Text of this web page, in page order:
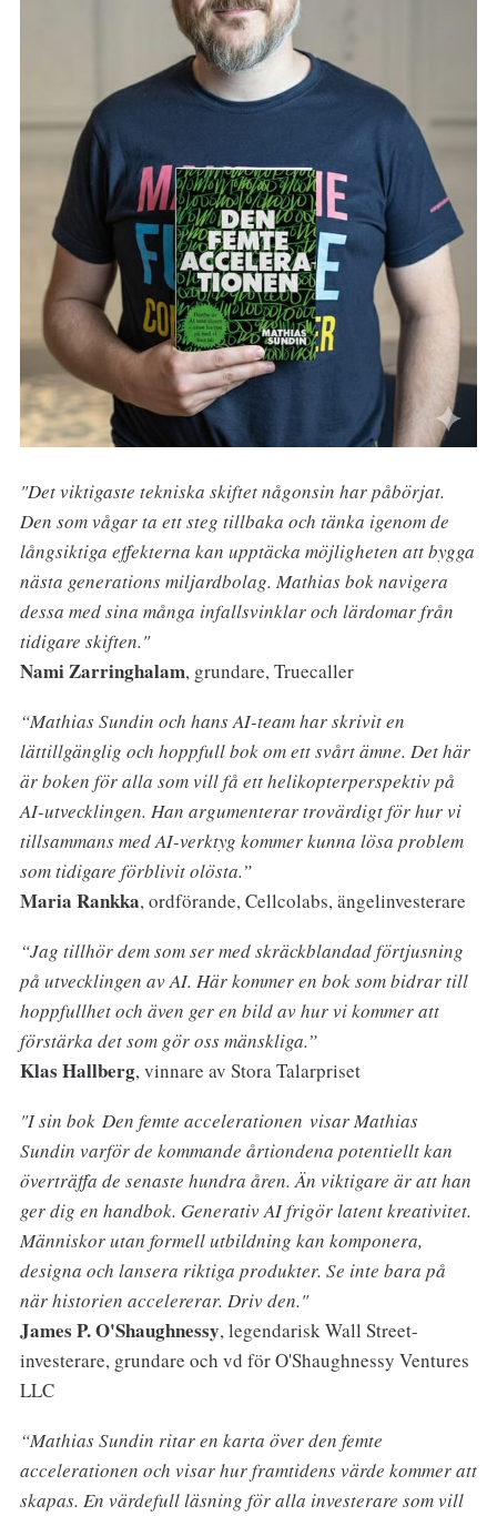
"Det viktigaste tekniska skiftet någonsin har påbörjat.
Den som vågar ta ett steg tillbaka och tänka igenom de
långsiktiga effekterna kan upptäcka möjligheten att bygga
nästa generations miljardbolag. Mathias bok navigera
dessa med sina många infallsvinklar och lärdomar från
tidigare skiften."
Nami Zarringhalam, grundare, Truecaller
“Mathias Sundin och hans AI-team har skrivit en
lättillgänglig och hoppfull bok om ett svårt ämne. Det här
är boken för alla som vill få ett helikopterperspektiv på
AI-utvecklingen. Han argumenterar trovärdigt för hur vi
tillsammans med AI-verktyg kommer kunna lösa problem
som tidigare förblivit olösta.”
Maria Rankka, ordförande, Cellcolabs, ängelinvesterare
“Jag tillhör dem som ser med skräckblandad förtjusning
på utvecklingen av AI. Här kommer en bok som bidrar till
hoppfullhet och även ger en bild av hur vi kommer att
förstärka det som gör oss mänskliga.”
Klas Hallberg, vinnare av Stora Talarpriset
"I sin bok Den femte accelerationen visar Mathias
Sundin varför de kommande årtiondena potentiellt kan
överträffa de senaste hundra åren. Än viktigare är att han
ger dig en handbok. Generativ AI frigör latent kreativitet.
Människor utan formell utbildning kan komponera,
designa och lansera riktiga produkter. Se inte bara på
när historien accelererar. Driv den."
James P. O'Shaughnessy, legendarisk Wall Street-
investerare, grundare och vd för O'Shaughnessy Ventures
LLC
“Mathias Sundin ritar en karta över den femte
accelerationen och visar hur framtidens värde kommer att
skapas. En värdefull läsning för alla investerare som vill